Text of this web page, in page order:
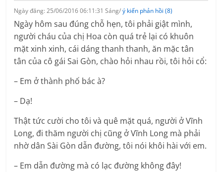
Ngày đăng: 25/06/2016 06:11:31 Sáng/ý kiến phản hồi (8)
Ngày hôm sau đúng chỗ hẹn, tôi phải giật mình,
người cháu của chị Hoa còn quá trẻ lại có khuôn
mặt xinh xinh, cái dáng thanh thanh, ăn mặc tân
tân của cô gái Sai Gòn, chào hỏi nhau rồi, tôi hỏi cổ:
– Em ở thành phố bác à?
– Dạ!
Thật tức cười cho tôi và quê mặt quá, người ở Vĩnh
Long, đi thăm người chị cũng ở Vĩnh Long mà phải
nhờ dân Sài Gòn dẫn đường, tôi nói khôi hài với em.
– Em dẫn đường mà có lạc đường không đây!